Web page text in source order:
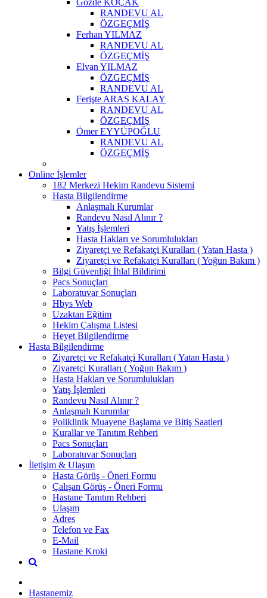
RANDEVU AL
ÖZGEÇMİŞ
Ferhan YILMAZ
RANDEVU AL
ÖZGEÇMİŞ
Elvan YILMAZ
ÖZGEÇMİŞ
RANDEVU AL
Ferişte ARAS KALAY
RANDEVU AL
ÖZGEÇMİŞ
Ömer EYYÜPOĞLU
RANDEVU AL
ÖZGEÇMİŞ
Online İşlemler
182 Merkezi Hekim Randevu Sistemi
Hasta Bilgilendirme
Anlaşmalı Kurumlar
Randevu Nasıl Alınır ?
Yatış İşlemleri
Hasta Hakları ve Sorumlulukları
Ziyaretçi ve Refakatçi Kuralları ( Yatan Hasta )
Ziyaretçi ve Refakatçi Kuralları ( Yoğun Bakım )
Bilgi Güvenliği İhlal Bildirimi
Pacs Sonuçları
Laboratuvar Sonuçları
Hbys Web
Uzaktan Eğitim
Hekim Çalışma Listesi
Heyet Bilgilendirme
Hasta Bilgilendirme
Ziyaretçi ve Refakatçi Kuralları ( Yatan Hasta )
Ziyaretçi Kuralları ( Yoğun Bakım )
Hasta Hakları ve Sorumlulukları
Yatış İşlemleri
Randevu Nasıl Alınır ?
Anlaşmalı Kurumlar
Poliklinik Muayene Başlama ve Bitiş Saatleri
Kurallar ve Tanıtım Rehberi
Pacs Sonuçları
Laboratuvar Sonuçları
İletişim & Ulaşım
Hasta Görüş - Öneri Formu
Çalışan Görüş - Öneri Formu
Hastane Tanıtım Rehberi
Ulaşım
Adres
Telefon ve Fax
E-Mail
Hastane Kroki
Hastanemiz